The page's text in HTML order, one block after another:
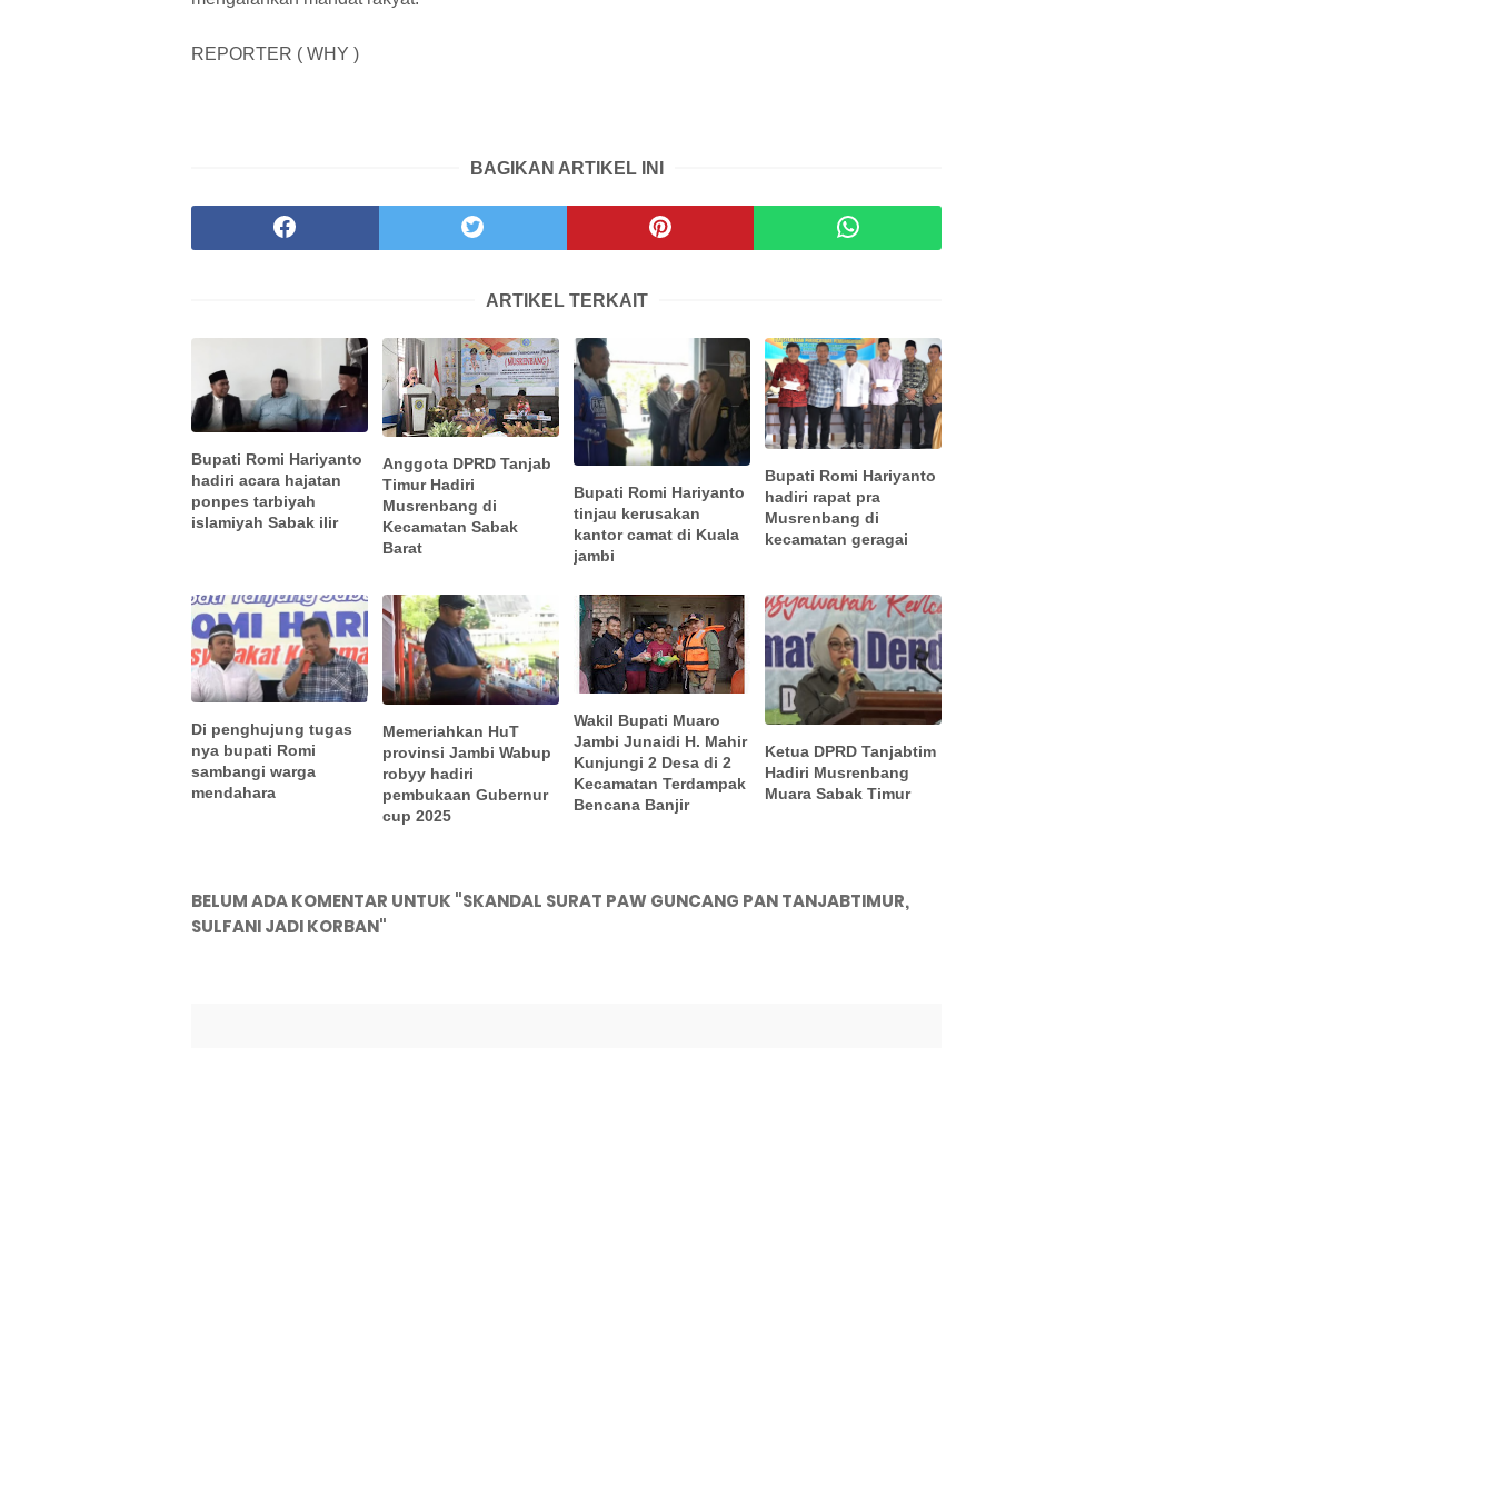
REPORTER ( WHY )
BAGIKAN ARTIKEL INI
ARTIKEL TERKAIT
Bupati Romi Hariyanto
hadiri acara hajatan
ponpes tarbiyah
islamiyah Sabak ilir
Anggota DPRD Tanjab
Timur Hadiri
Musrenbang di
Kecamatan Sabak
Barat
Bupati Romi Hariyanto
tinjau kerusakan
kantor camat di Kuala
jambi
Bupati Romi Hariyanto
hadiri rapat pra
Musrenbang di
kecamatan geragai
Di penghujung tugas
nya bupati Romi
sambangi warga
mendahara
Memeriahkan HuT
provinsi Jambi Wabup
robyy hadiri
pembukaan Gubernur
cup 2025
Wakil Bupati Muaro
Jambi Junaidi H. Mahir
Kunjungi 2 Desa di 2
Kecamatan Terdampak
Bencana Banjir
Ketua DPRD Tanjabtim
Hadiri Musrenbang
Muara Sabak Timur
BELUM ADA KOMENTAR UNTUK "SKANDAL SURAT PAW GUNCANG PAN TANJABTIMUR,
SULFANI JADI KORBAN"